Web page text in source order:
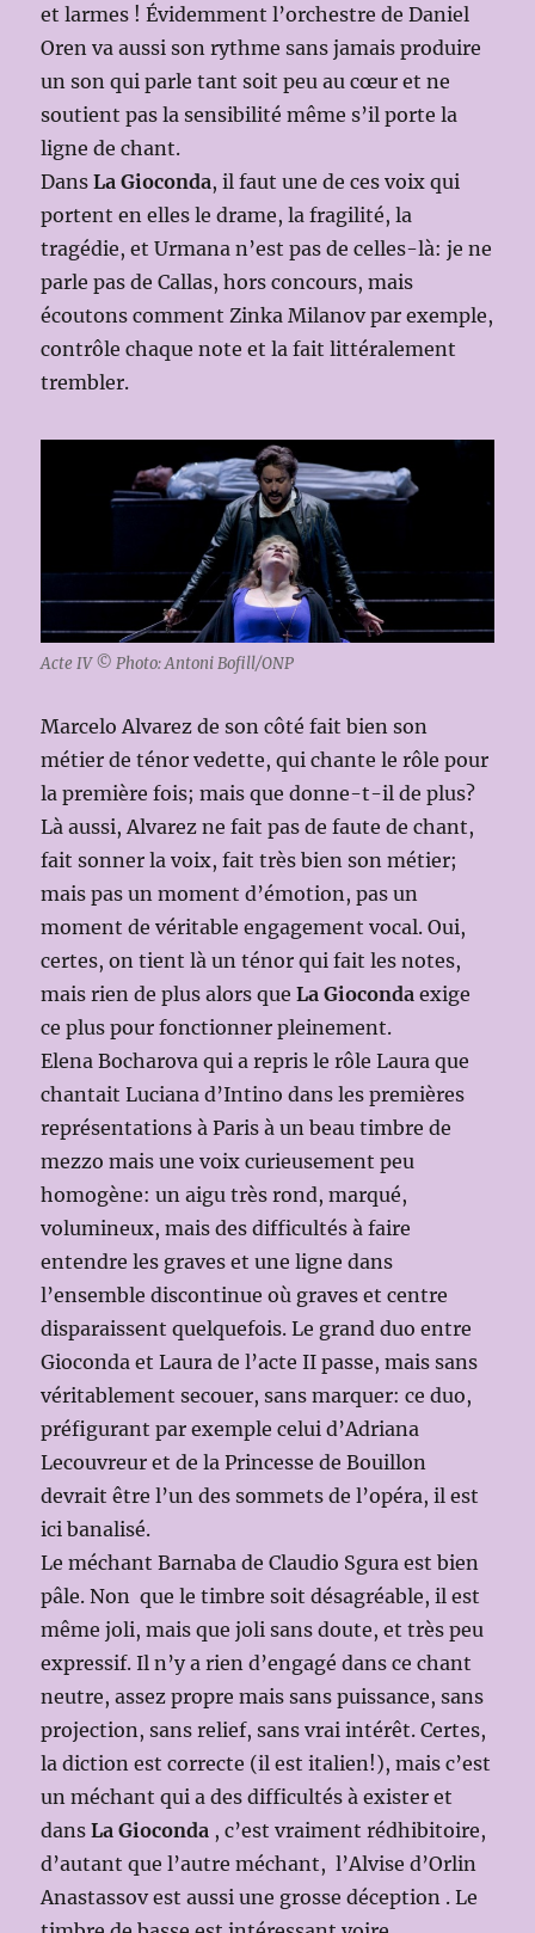
et larmes ! Évidemment l’orchestre de Daniel
Oren va aussi son rythme sans jamais produire
un son qui parle tant soit peu au cœur et ne
soutient pas la sensibilité même s’il porte la
ligne de chant.
DansLa Gioconda, il faut une de ces voix qui
portent en elles le drame, la fragilité, la
tragédie, et Urmana n’est pas de celles-là: je ne
parle pas de Callas, hors concours, mais
écoutons comment Zinka Milanov par exemple,
contrôle chaque note et la fait littéralement
trembler.
Acte IV © Photo: Antoni Bofill/ONP
Marcelo Alvarez de son côté fait bien son
métier de ténor vedette, qui chante le rôle pour
la première fois; mais que donne-t-il de plus?
Là aussi, Alvarez ne fait pas de faute de chant,
fait sonner la voix, fait très bien son métier;
mais pas un moment d’émotion, pas un
moment de véritable engagement vocal. Oui,
certes, on tient là un ténor qui fait les notes,
mais rien de plus alors queLa Gioconda exige
ce plus pour fonctionner pleinement.
Elena Bocharova qui a repris le rôle Laura que
chantait Luciana d’Intino dans les premières
représentations à Paris à un beau timbre de
mezzo mais une voix curieusement peu
homogène: un aigu très rond, marqué,
volumineux, mais des difficultés à faire
entendre les graves et une ligne dans
l’ensemble discontinue où graves et centre
disparaissent quelquefois. Le grand duo entre
Gioconda et Laura de l’acte II passe, mais sans
véritablement secouer, sans marquer: ce duo,
préfigurant par exemple celui d’Adriana
Lecouvreur et de la Princesse de Bouillon
devrait être l’un des sommets de l’opéra, il est
ici banalisé.
Le méchant Barnaba de Claudio Sgura est bien
pâle. Non que le timbre soit désagréable, il est
même joli, mais que joli sans doute, et très peu
expressif. Il n’y a rien d’engagé dans ce chant
neutre, assez propre mais sans puissance, sans
projection, sans relief, sans vrai intérêt. Certes,
la diction est correcte (il est italien!), mais c’est
un méchant qui a des difficultés à exister et
dansLa Gioconda , c’est vraiment rédhibitoire,
d’autant que l’autre méchant, l’Alvise d’Orlin
Anastassov est aussi une grosse déception . Le